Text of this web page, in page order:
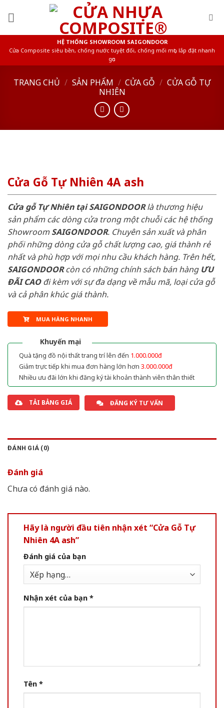
HỆ THỐNG SHOWROOM SAIGONDOOR
Cửa Composite siêu bền, chống nước tuyệt đối, chống mối mọt, lắp đặt nhanh
gọn
TRANG CHỦ / SẢN PHẨM / CỬA GỖ / CỬA GỖ TỰ
NHIÊN
Cửa Gỗ Tự Nhiên 4A ash
Cửa gỗ Tự Nhiên tại SAIGONDOORlà thương hiệu
sản phẩm các dòng cửa trong một chuỗi các hệ thống
ShowroomSAIGONDOOR. Chuyên sản xuất và phân
phối những dòng cửa gỗ chất lượng cao, giá thành rẻ
nhất và phù hợp với mọi nhu cầu khách hàng. Trên hết,
SAIGONDOORcòn có những chính sách bán hàng ƯU
ĐÃI CAOđi kèm với sự đa dạng về mẫu mã, loại cửa gỗ
và cả phân khúc giá thành.
MUA HÀNG NHANH
Khuyến mại
Quà tặng đồ nội thất trang trí lên đến 1.000.000đ
Giảm trực tiếp khi mua đơn hàng lớn hơn 3.000.000đ
Nhiều ưu đãi lớn khi đăng ký tài khoản thành viên thân thiết
TẢI BẢNG GIÁ ĐĂNG KÝ TƯ VẤN
ĐÁNH GIÁ (0)
Đánh giá
Chưa có đánh giá nào.
Hãy là người đầu tiên nhận xét “Cửa Gỗ Tự
Nhiên 4A ash”
Đánh giá của bạn
Nhận xét của bạn *
Tên *